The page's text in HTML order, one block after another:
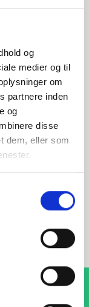
og
medier og til
om
partnere inden
og
disse
dem, eller som
oder anderen